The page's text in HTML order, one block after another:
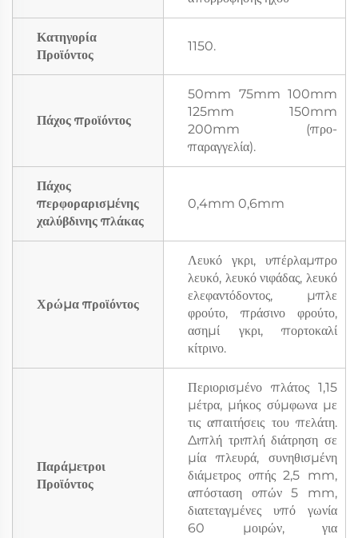
Κατηγορία
Προϊόντος
1150.
Πάχος προϊόντος
50mm 75mm 100mm
125mm 150mm
200mm (προ-
παραγγελία).
Πάχος
περφοραρισμένης
χαλύβδινης πλάκας
0,4mm 0,6mm
Χρώμα προϊόντος
Λευκό γκρι, υπέρλαμπρο
λευκό, λευκό νιφάδας, λευκό
ελεφαντόδοντος, μπλε
φρούτο, πράσινο φρούτο,
ασημί γκρι, πορτοκαλί
κίτρινο.
Παράμετροι
Προϊόντος
Περιορισμένο πλάτος 1,15
μέτρα, μήκος σύμφωνα με
τις απαιτήσεις του πελάτη.
Διπλή τριπλή διάτρηση σε
μία πλευρά, συνηθισμένη
διάμετρος οπής 2,5 mm,
απόσταση οπών 5 mm,
διατεταγμένες υπό γωνία
60 μοιρών, για